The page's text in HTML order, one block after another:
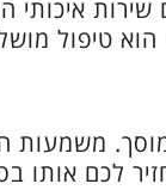
שירות
טיפול
משמעות
לכם אותו